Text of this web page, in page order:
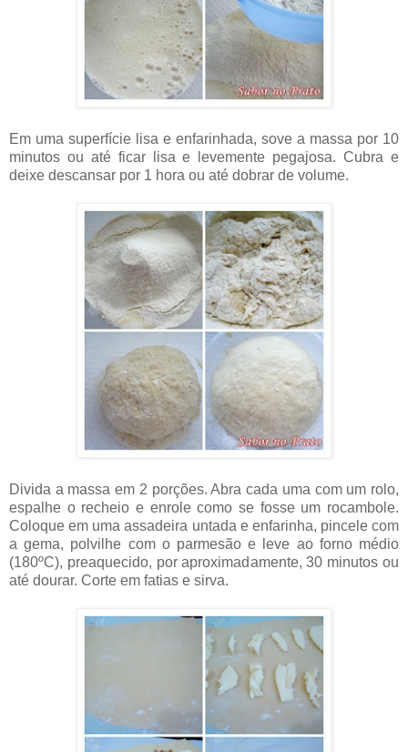
Em uma superfície lisa e enfarinhada, sove a massa por 10
minutos ou até ficar lisa e levemente pegajosa. Cubra e
deixe descansar por 1 hora ou até dobrar de volume.
Divida a massa em 2 porções. Abra cada uma com um rolo,
espalhe o recheio e enrole como se fosse um rocambole.
Coloque em uma assadeira untada e enfarinha, pincele com
a gema, polvilhe com o parmesão e leve ao forno médio
(180ºC), preaquecido, por aproximadamente, 30 minutos ou
até dourar. Corte em fatias e sirva.